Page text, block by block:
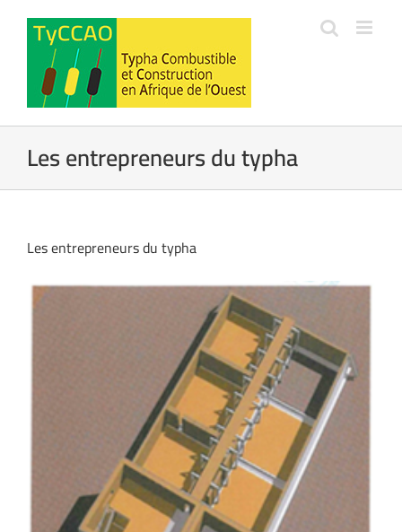
contenu
Les entrepreneurs du typha
Les entrepreneurs du typha
Voir
l'image